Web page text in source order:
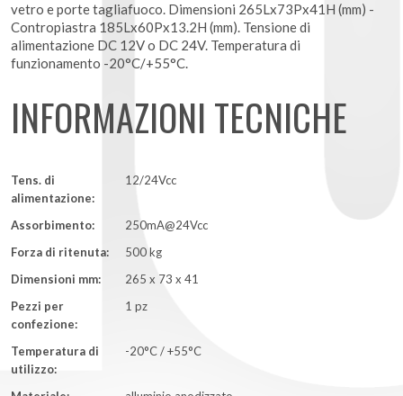
vetro e porte tagliafuoco. Dimensioni 265Lx73Px41H (mm) -
Contropiastra 185Lx60Px13.2H (mm). Tensione di
alimentazione DC 12V o DC 24V. Temperatura di
funzionamento -20°C/+55°C.
INFORMAZIONI TECNICHE
Tens. di
alimentazione:
12/24Vcc
Assorbimento:
250mA@24Vcc
Forza di ritenuta:
500 kg
Dimensioni mm:
265 x 73 x 41
Pezzi per
confezione:
1 pz
Temperatura di
utilizzo:
-20°C / +55°C